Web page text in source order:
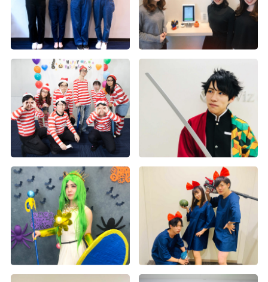
2024年度 春の大運動会（大阪・福岡・札幌）
第五回 Wizパートナー運動会
第六回 Wiz大阪支社 大運動会
2024年度 春の大運動会（東京）
入社式
2023年度 春の大運動会（東京・大阪）
第三回 パートナー運動会
入社式
2022年度 春の大運動会
Wiz 創立10周年 記念式典
入社式
2019年度経営方針発表会及び2018度下期表彰式
2019年度沖縄社員旅行
2019年度春の大運動会
2019年度入社式＆懇親会
2019年度経営方針発表会及び表彰式
2018年度経営方針発表会及び表彰式
2018年度花火大会
2018年度沖縄社員旅行
2018年度運動会
2018年度入社会
2018年度懇親会
2018年度上期経営方針発表会及び表彰式
2017年度花火大会
2017年度下期経営方針発表会及び表彰式
2017年度沖縄社員旅行
2017年度大運動会
設立5周年記念式典
2017年度入社式兼経営方針発表会
2016年度お疲れ様会
2017年度上期経営方針発表会及び表彰式
2016年度入社式兼経営方針発表会
2015年お疲れ様会
2016経営方針発表会及び表彰式
2015年秋の社員旅行in北海道1
第1回Wizハロウィンイベント
第2回Wiz大運動会（14）
第2回Wiz大運動会（13）
第2回Wiz大運動会（12）
第2回Wiz大運動会（11）
第2回Wiz大運動会（10）
第2回Wiz大運動会（7）
第2回Wiz大運動会（6）
第2回Wiz大運動会（5）